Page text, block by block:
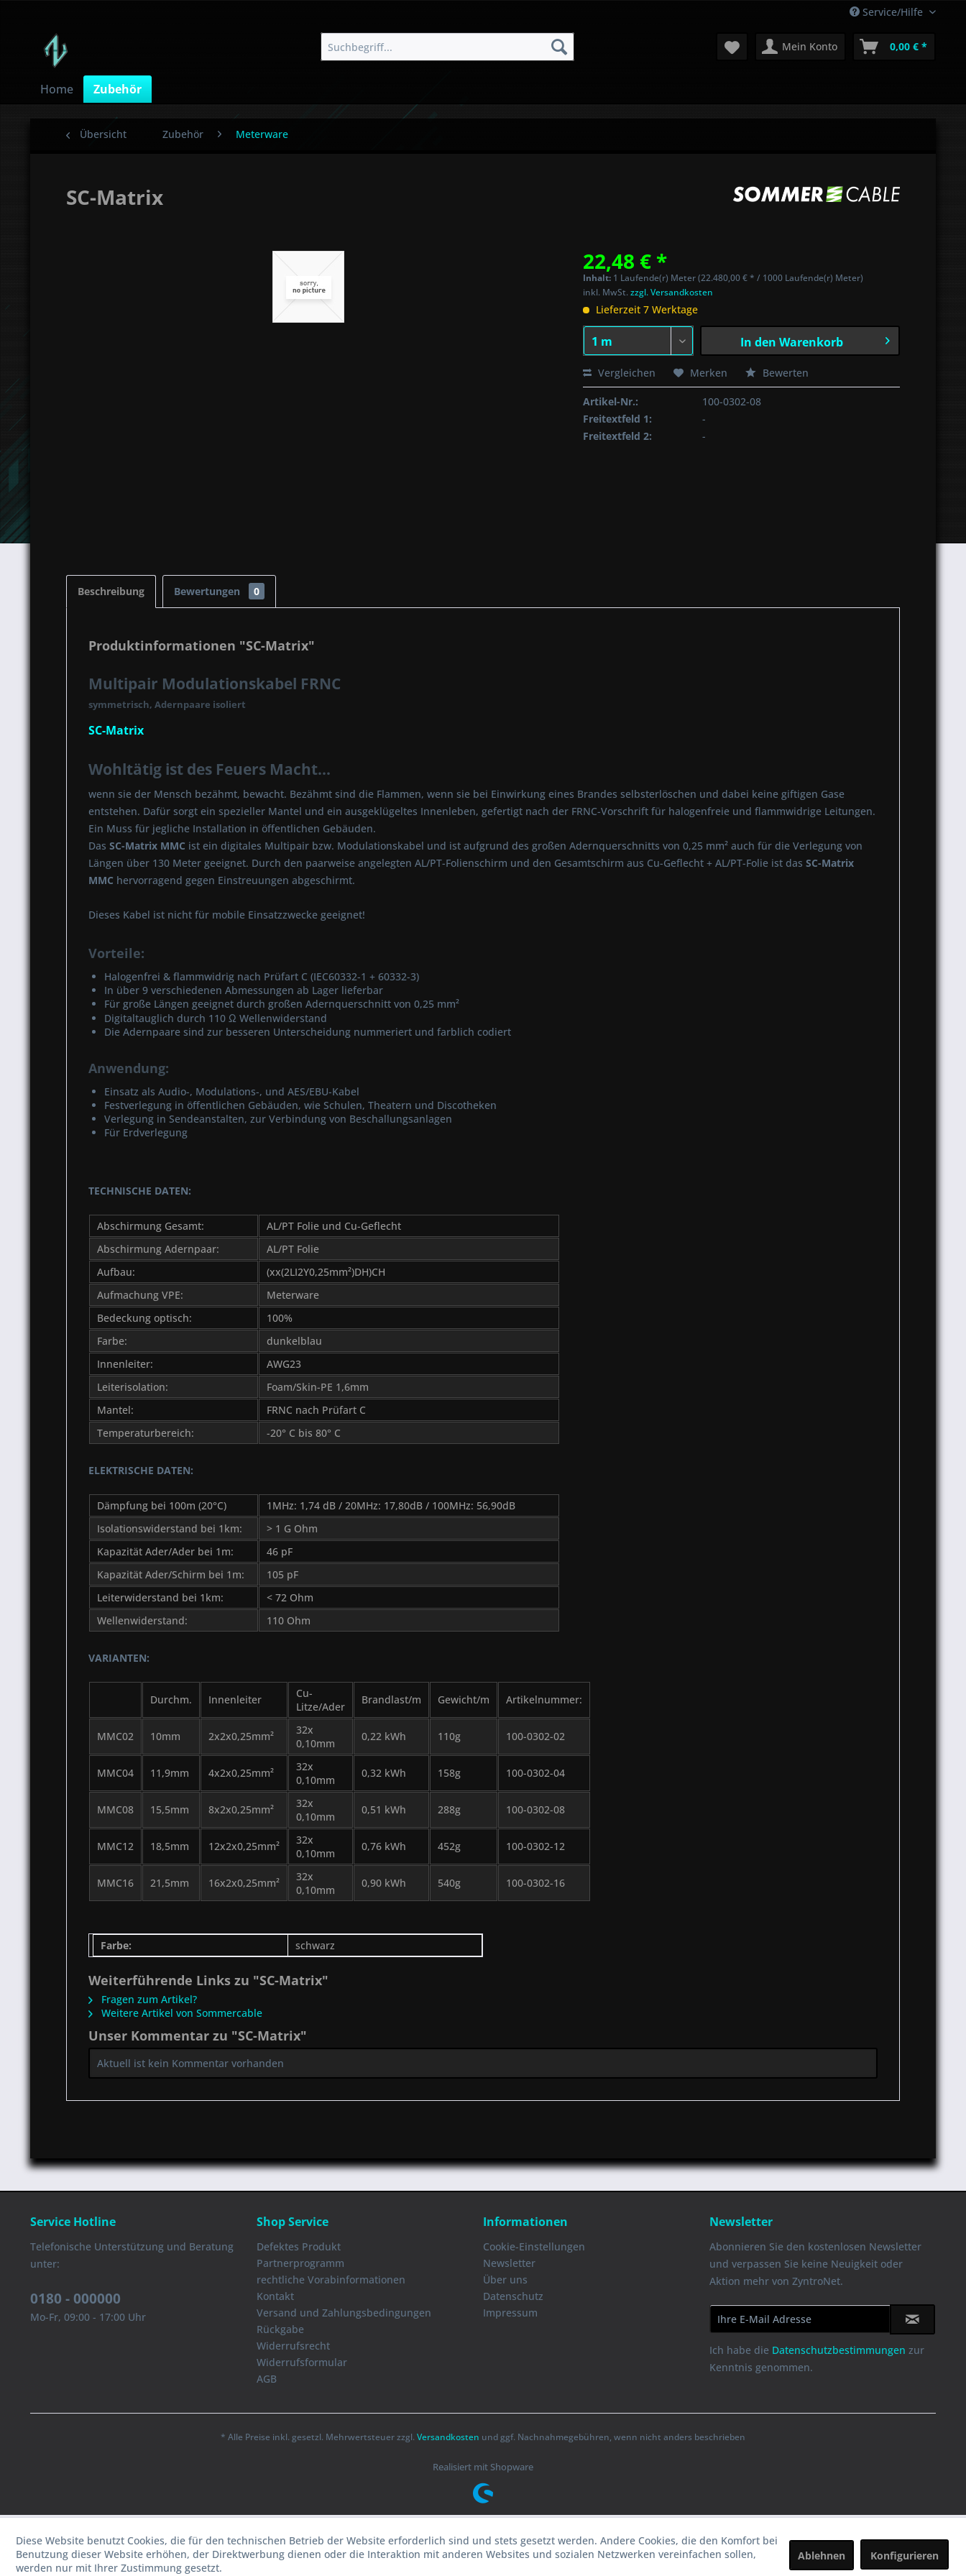
Service/Hilfe
Mein Konto 0,00 € *
Home Zubehör
Übersicht Zubehör Meterware
SC-Matrix
22,48 € *
Inhalt: 1 Laufende(r) Meter (22.480,00 € * / 1000 Laufende(r) Meter)
inkl. MwSt.zzgl. Versandkosten
Lieferzeit 7 Werktage
In den Warenkorb
Vergleichen Merken Bewerten
Artikel-Nr.:
100-0302-08
Freitextfeld 1:
-
Freitextfeld 2:
-
Beschreibung Bewertungen 0
Produktinformationen "SC-Matrix"
Multipair Modulationskabel FRNC
symmetrisch, Adernpaare isoliert
SC-Matrix
Wohltätig ist des Feuers Macht...
wenn sie der Mensch bezähmt, bewacht. Bezähmt sind die Flammen, wenn sie bei Einwirkung eines Brandes selbsterlöschen und dabei keine giftigen Gase
entstehen. Dafür sorgt ein spezieller Mantel und ein ausgeklügeltes Innenleben, gefertigt nach der FRNC-Vorschrift für halogenfreie und flammwidrige Leitungen.
Ein Muss für jegliche Installation in öffentlichen Gebäuden.
Das SC-Matrix MMC ist ein digitales Multipair bzw. Modulationskabel und ist aufgrund des großen Adernquerschnitts von 0,25 mm² auch für die Verlegung von
Längen über 130 Meter geeignet. Durch den paarweise angelegten AL/PT-Folienschirm und den Gesamtschirm aus Cu-Geflecht + AL/PT-Folie ist das SC-Matrix
MMC hervorragend gegen Einstreuungen abgeschirmt.
Dieses Kabel ist nicht für mobile Einsatzzwecke geeignet!
Vorteile:
Halogenfrei & flammwidrig nach Prüfart C (IEC60332-1 + 60332-3)
In über 9 verschiedenen Abmessungen ab Lager lieferbar
Für große Längen geeignet durch großen Adernquerschnitt von 0,25 mm²
Digitaltauglich durch 110 Ω Wellenwiderstand
Die Adernpaare sind zur besseren Unterscheidung nummeriert und farblich codiert
Anwendung:
Einsatz als Audio-, Modulations-, und AES/EBU-Kabel
Festverlegung in öffentlichen Gebäuden, wie Schulen, Theatern und Discotheken
Verlegung in Sendeanstalten, zur Verbindung von Beschallungsanlagen
Für Erdverlegung
TECHNISCHE DATEN:
Abschirmung Gesamt:
AL/PT Folie und Cu-Geflecht
Abschirmung Adernpaar:
AL/PT Folie
Aufbau:
(xx(2LI2Y0,25mm²)DH)CH
Aufmachung VPE:
Meterware
Bedeckung optisch:
100%
Farbe:
dunkelblau
Innenleiter:
AWG23
Leiterisolation:
Foam/Skin-PE 1,6mm
Mantel:
FRNC nach Prüfart C
Temperaturbereich:
-20° C bis 80° C
ELEKTRISCHE DATEN:
Dämpfung bei 100m (20°C)
1MHz: 1,74 dB / 20MHz: 17,80dB / 100MHz: 56,90dB
Isolationswiderstand bei 1km:
> 1 G Ohm
Kapazität Ader/Ader bei 1m:
46 pF
Kapazität Ader/Schirm bei 1m:
105 pF
Leiterwiderstand bei 1km:
< 72 Ohm
Wellenwiderstand:
110 Ohm
VARIANTEN:
Durchm. Innenleiter
Cu-
Litze/Ader
Brandlast/m Gewicht/m Artikelnummer:
MMC02 10mm 2x2x0,25mm²
32x
0,10mm
0,22 kWh 110g 100-0302-02
MMC04 11,9mm 4x2x0,25mm²
32x
0,10mm
0,32 kWh 158g 100-0302-04
MMC08 15,5mm 8x2x0,25mm²
32x
0,10mm
0,51 kWh 288g 100-0302-08
MMC12 18,5mm 12x2x0,25mm²
32x
0,10mm
0,76 kWh 452g 100-0302-12
MMC16 21,5mm 16x2x0,25mm²
32x
0,10mm
0,90 kWh 540g 100-0302-16
Farbe: schwarz
Weiterführende Links zu "SC-Matrix"
Fragen zum Artikel?
Weitere Artikel von Sommercable
Unser Kommentar zu "SC-Matrix"
Aktuell ist kein Kommentar vorhanden
Service Hotline
Telefonische Unterstützung und Beratung
unter:
0180 - 000000
Mo-Fr, 09:00 - 17:00 Uhr
Shop Service
Defektes Produkt
Partnerprogramm
rechtliche Vorabinformationen
Kontakt
Versand und Zahlungsbedingungen
Rückgabe
Widerrufsrecht
Widerrufsformular
AGB
Informationen
Cookie-Einstellungen
Newsletter
Über uns
Datenschutz
Impressum
Newsletter
Abonnieren Sie den kostenlosen Newsletter
und verpassen Sie keine Neuigkeit oder
Aktion mehr von ZyntroNet.
Ich habe die Datenschutzbestimmungen zur
Kenntnis genommen.
* Alle Preise inkl. gesetzl. Mehrwertsteuer zzgl. Versandkosten und ggf. Nachnahmegebühren, wenn nicht anders beschrieben
Realisiert mit Shopware
Diese Website benutzt Cookies, die für den technischen Betrieb der Website erforderlich sind und stets gesetzt werden. Andere Cookies, die den Komfort bei
Benutzung dieser Website erhöhen, der Direktwerbung dienen oder die Interaktion mit anderen Websites und sozialen Netzwerken vereinfachen sollen,
werden nur mit Ihrer Zustimmung gesetzt.
Ablehnen Konfigurieren